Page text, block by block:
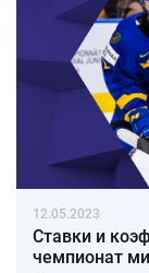
12.05.2023
Ставки и
чемпионат